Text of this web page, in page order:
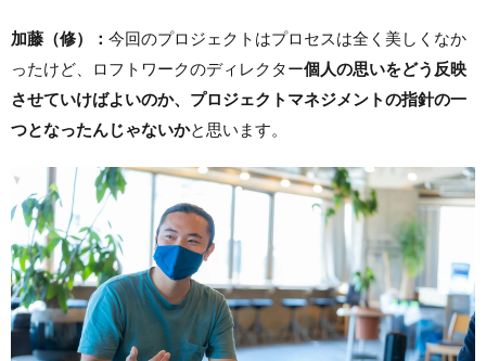
加藤（修）： 今回のプロジェクトはプロセスは全く美しくなか
ったけど、ロフトワークのディレクター個人の思いをどう反映
させていけばよいのか、プロジェクトマネジメントの指針の一
つとなったんじゃないかと思います。